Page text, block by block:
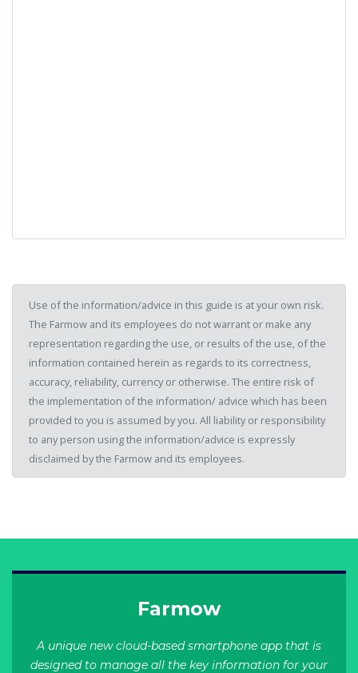
Use of the information/advice in this guide is at your own risk.
The Farmow and its employees do not warrant or make any
representation regarding the use, or results of the use, of the
information contained herein as regards to its correctness,
accuracy, reliability, currency or otherwise. The entire risk of
the implementation of the information/ advice which has been
provided to you is assumed by you. All liability or responsibility
to any person using the information/advice is expressly
disclaimed by the Farmow and its employees.
Farmow
A unique new cloud-based smartphone app that is
designed to manage all the key information for your